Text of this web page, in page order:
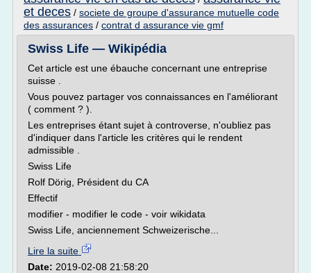
et deces / societe de groupe d'assurance mutuelle code
des assurances / contrat d assurance vie gmf
Swiss Life — Wikipédia
Cet article est une ébauche concernant une entreprise
suisse .
Vous pouvez partager vos connaissances en l'améliorant
( comment ? ).
Les entreprises étant sujet à controverse, n'oubliez pas
d'indiquer dans l'article les critères qui le rendent
admissible .
Swiss Life
Rolf Dörig, Président du CA
Effectif
modifier - modifier le code - voir wikidata
Swiss Life, anciennement Schweizerische...
Lire la suite
Date: 2019-02-08 21:58:20